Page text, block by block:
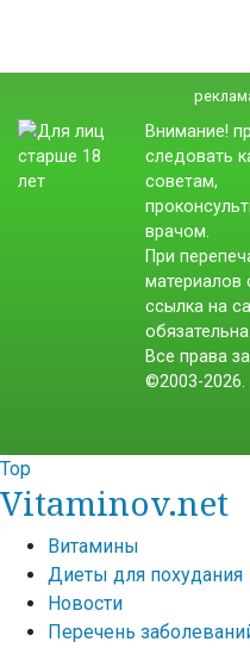
Внимание!
следовать
советам,
врачом.
При
материалов
ссылка на
обязательна.
Все права
©2003-2026.
Top
Vitaminov.net
Витамины
Диеты для похудания
Новости
Перечень